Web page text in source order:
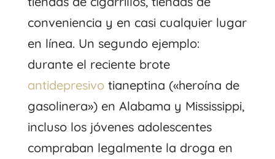
conveniencia y en casi cualquier lugar
en línea. Un segundo ejemplo:
durante el reciente brote
antidepresivotianeptina («heroína de
gasolinera») en Alabama y Mississippi,
incluso los jóvenes adolescentes
compraban legalmente la droga en